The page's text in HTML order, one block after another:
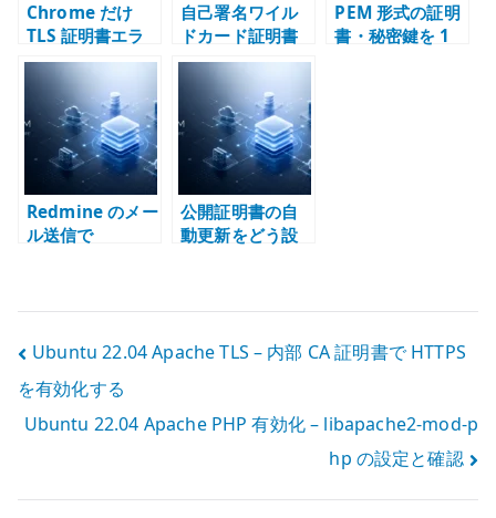
Chrome だけ
TLS 証明書エラ
ーになる場合 –
証明書チェー
ン、SAN、
HSTS、独自 CA
を確認する
自己署名ワイル
ドカード証明書
の設計指針 – 内
部 PKI と秘密鍵
の境界
PEM 形式の証明
書・秘密鍵を 1
Redmine のメー
ル送信で
明書チェーンの
公開証明書の自
動更新をどう設
投
稿
ナ
ビ
Ubuntu 22.04 Apache TLS – 内部 CA 証明書で HTTPS
を有効化する
Ubuntu 22.04 Apache PHP 有効化 – libapache2-mod-p
hp の設定と確認